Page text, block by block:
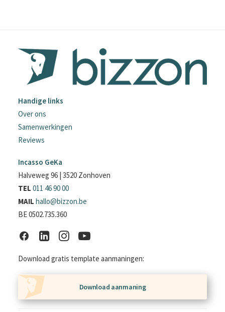
Handige links
Over ons
Samenwerkingen
Reviews
Incasso GeKa
Halveweg 96 | 3520 Zonhoven
TEL 011 46 90 00
MAIL hallo@bizzon.be
BE 0502.735.360
Download gratis template aanmaningen:
Download aanmaning